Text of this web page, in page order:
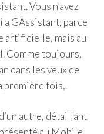
Vous n’avez
a GAssistant, parce
artificielle, mais au
Comme toujours,
dans les yeux de
première fois,.
autre, détaillant